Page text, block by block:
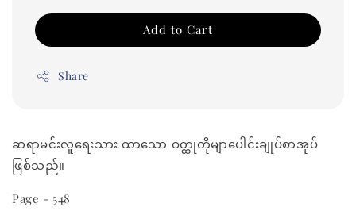
Add to Cart
Share
ဆရာမင်းလူရေးသား ထာသော ဝတ္ထုတိုမျာပေါင်းချုပ်စာအုပ်
ဖြစ်သည်။
Page - 548